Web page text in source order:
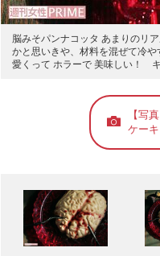
脳みそパンナコッタ あまりのリ
かと思いきや、材料を混ぜて冷
愛くって ホラーで 美味しい！
【写
ケー